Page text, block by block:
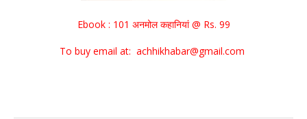
Ebook : 101 अनमोल कहानियां @ Rs. 99
To buy email at: achhikhabar@gmail.com